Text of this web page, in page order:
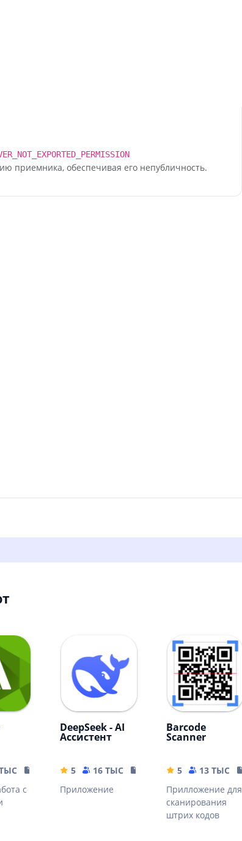
приемника, обеспечивая его непубличность.
10.32 MB
с
DeepSeek - AI
Ассистент
5 16 ТЫС
16.44 MB
Приложение
Barcode
Scanner
5 13 ТЫС
Прилложение для
сканирования
штрих кодов